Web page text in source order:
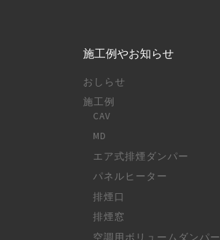
施工例やお知らせ
おしらせ
施工例
CAV
MD
エア式排煙ダンパー
パネルヒーター
排煙口
排煙窓
空調用ボリュームダンパー